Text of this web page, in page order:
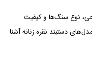
نوع سنگ‌ها و کیفیت
دستبند نقره زنانه آشنا